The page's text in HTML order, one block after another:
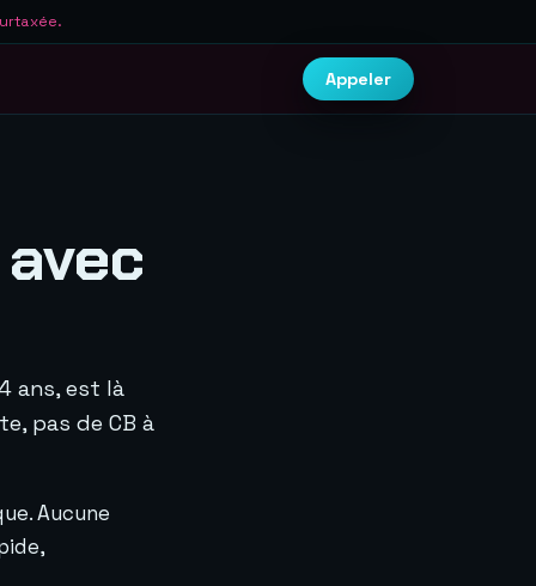
Appeler
ans, est là
pas de CB à
Aucune